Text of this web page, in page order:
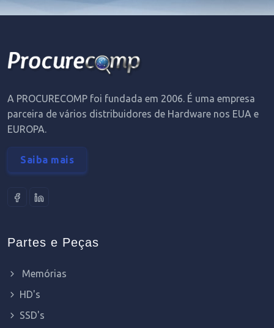
A PROCURECOMP foi fundada em 2006. É uma empresa
parceira de vários distribuidores de Hardware nos EUA e
EUROPA.
Saiba mais
Partes e Peças
Memórias
HD's
SSD's